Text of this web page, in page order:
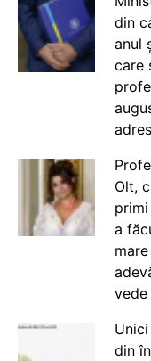
din
anul
care
Olt,
a
vede
din